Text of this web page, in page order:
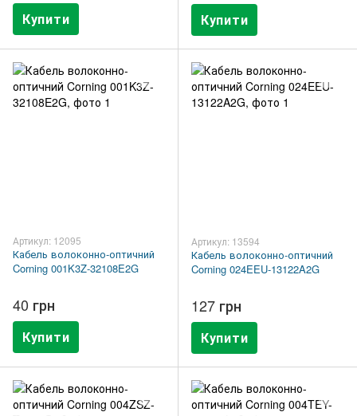
Купити Купити
Артикул: 12095
Кабель волоконно-оптичний
Corning 001K3Z-32108E2G
40 грн
Купити
Артикул: 13594
Кабель волоконно-оптичний
Corning 024EEU-13122A2G
127 грн
Купити